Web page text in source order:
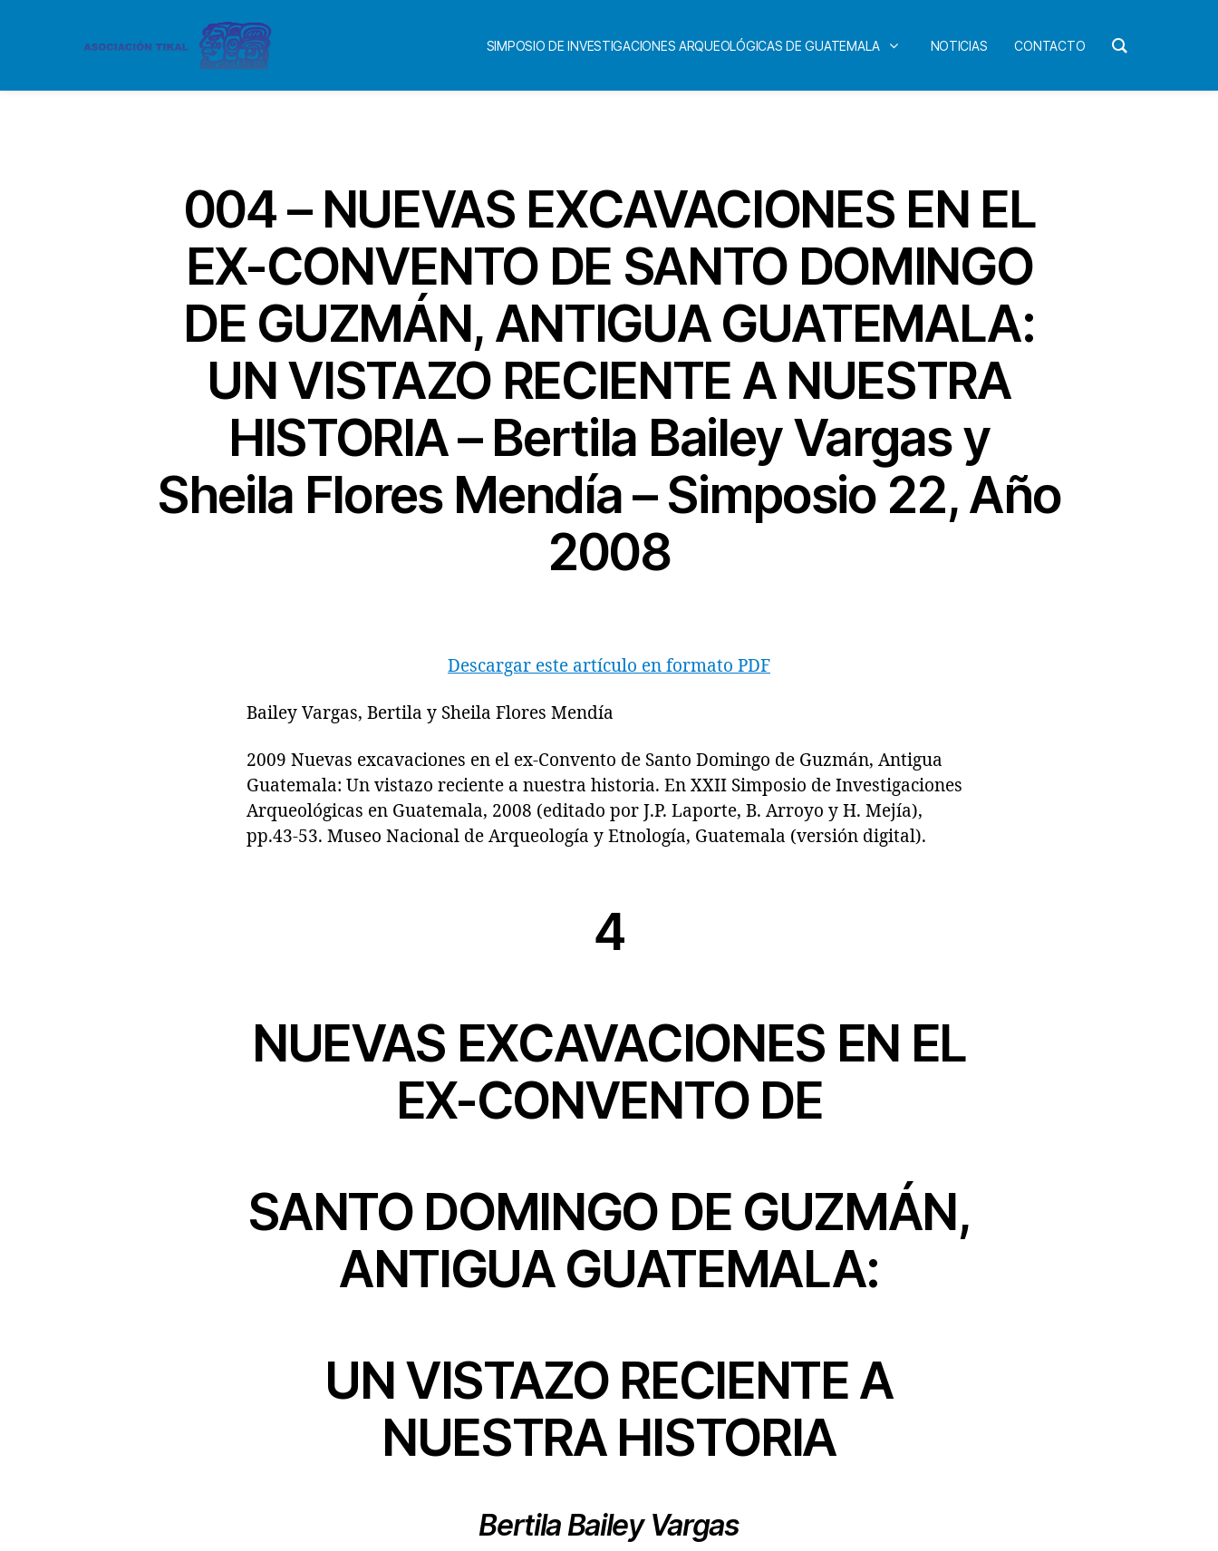
SIMPOSIO DE INVESTIGACIONES ARQUEOLÓGICAS DE GUATEMALA NOTICIAS CONTACTO
004 – NUEVAS EXCAVACIONES EN EL
EX-CONVENTO DE SANTO DOMINGO
DE GUZMÁN, ANTIGUA GUATEMALA:
UN VISTAZO RECIENTE A NUESTRA
HISTORIA – Bertila Bailey Vargas y
Sheila Flores Mendía – Simposio 22, Año
2008
Descargar este artículo en formato PDF
Bailey Vargas, Bertila y Sheila Flores Mendía
2009 Nuevas excavaciones en el ex-Convento de Santo Domingo de Guzmán, Antigua
Guatemala: Un vistazo reciente a nuestra historia. En XXII Simposio de Investigaciones
Arqueológicas en Guatemala, 2008 (editado por J.P. Laporte, B. Arroyo y H. Mejía),
pp.43-53. Museo Nacional de Arqueología y Etnología, Guatemala (versión digital).
4
NUEVAS EXCAVACIONES EN EL
EX-CONVENTO DE
SANTO DOMINGO DE GUZMÁN,
ANTIGUA GUATEMALA:
UN VISTAZO RECIENTE A
NUESTRA HISTORIA
Bertila Bailey Vargas